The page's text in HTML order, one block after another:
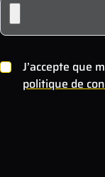
J’accepte que
politique de